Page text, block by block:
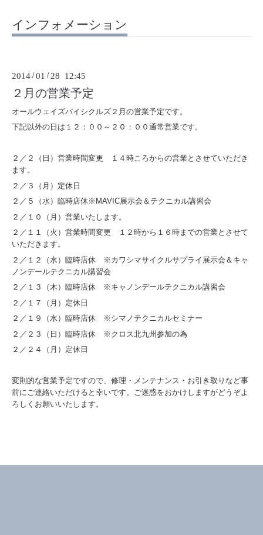
インフォメーション
2014 /01 / 28 12:45
２月の営業予定
オールウェイズバイシクルズ２月の営業予定です。
下記以外の日は１２：００～２０：００通常営業です。
２／２（日）営業時間変更 １４時ころからの営業とさせていただき
ます。
２／３（月）定休日
２／５（水）臨時店休※MAVIC展示会＆テクニカル講習会
２／１０（月）営業いたします。
２／１１（火）営業時間変更 １２時から１６時までの営業とさせて
いただきます。
２／１２（水）臨時店休 ※カワシマサイクルサプライ展示会＆キャ
ノンデールテクニカル講習会
２／１３（木）臨時店休 ※キャノンデールテクニカル講習会
２／１７（月）定休日
２／１９（水）臨時店休 ※シマノテクニカルセミナー
２／２３（日）臨時店休 ※クロス北九州参加の為
２／２４（月）定休日
変則的な営業予定ですので、修理・メンテナンス・お引き取りなど事
前にご連絡いただけると幸いです。ご迷惑をおかけしますがどうぞよ
ろしくお願いいたします。